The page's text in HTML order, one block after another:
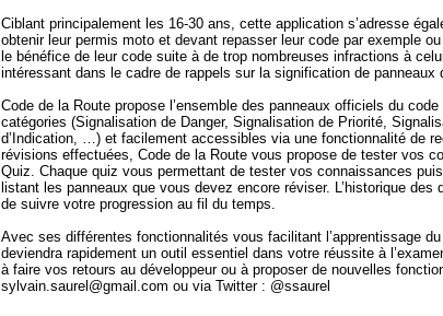
Ciblant principalement les 16-30 ans, cette application s’adresse
obtenir leur permis moto et devant repasser leur code par exemple
le bénéfice de leur code suite à de trop nombreuses infractions à
intéressant dans le cadre de rappels sur la signification de panneaux
Code de la Route propose l’ensemble des panneaux officiels du
catégories (Signalisation de Danger, Signalisation de Priorité,
d’Indication, …) et facilement accessibles via une fonctionnalité de
révisions effectuées, Code de la Route vous propose de tester vos
Quiz. Chaque quiz vous permettant de tester vos connaissances
listant les panneaux que vous devez encore réviser. L’historique
de suivre votre progression au fil du temps.
Avec ses différentes fonctionnalités vous facilitant l’apprentissage
deviendra rapidement un outil essentiel dans votre réussite à
à faire vos retours au développeur ou à proposer de nouvelles
sylvain.saurel@gmail.com ou via Twitter : @ssaurel